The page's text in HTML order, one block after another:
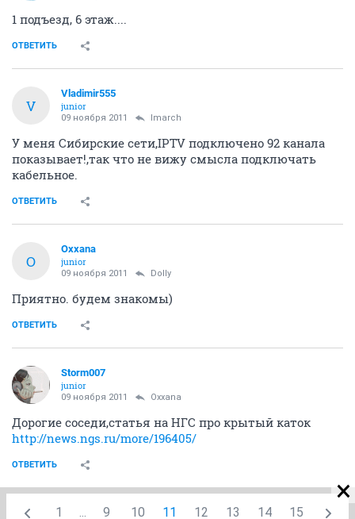
1 подъезд, 6 этаж....
ОТВЕТИТЬ
V
Vladimir555
junior
09 ноября 2011 lmarch
У меня Сибирские сети,IPTV подключено 92 канала
показывает!,так что не вижу смысла подключать
кабельное.
ОТВЕТИТЬ
O
Oxxana
junior
09 ноября 2011 Dolly
Приятно. будем знакомы)
ОТВЕТИТЬ
Storm007
junior
09 ноября 2011 Oxxana
Дорогие соседи,статья на НГС про крытый каток
http://news.ngs.ru/more/196405/
ОТВЕТИТЬ
1 ... 9 10 11 12 13 14 15